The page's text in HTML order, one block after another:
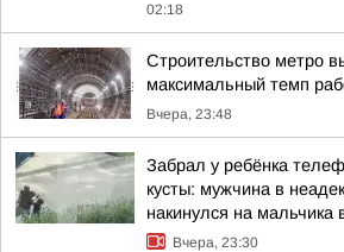
02:18
Строительство метро
максимальный темп
Вчера, 23:48
Забрал у ребёнка
кусты: мужчина в
накинулся на мальчика
Вчера, 23:30